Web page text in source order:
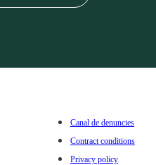
Canal de denuncies
Contract conditions
Privacy policy